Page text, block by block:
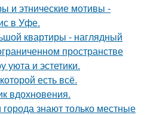
и этнические мотивы -
в Уфе.
квартиры - наглядный
пространстве
уюта и эстетики.
есть всё.
вдохновения.
знают только местные